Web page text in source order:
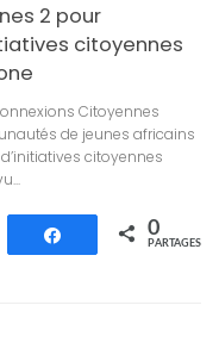
2 pour
citoyennes
Citoyennes
de jeunes africains
citoyennes
Partagez 0
PARTAGES